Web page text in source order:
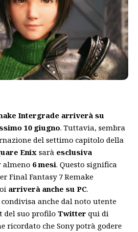
Intergrade arriverà su
10 giugno. Tuttavia, sembra
del settimo capitolo della
Enixsarà esclusiva
almeno 6 mesi. Questo significa
Final Fantasy 7 Remake
arriverà anche su PC.
anche dal noto utente
del suo profilo Twitter qui di
ricordato che Sony potrà godere